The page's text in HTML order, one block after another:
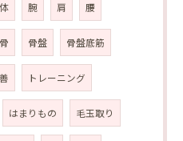
腕 肩 腰
骨盤 骨盤底筋
トレーニング
はまりもの 毛玉取り